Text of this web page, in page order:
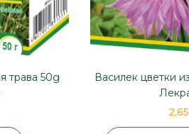
трава 50g
Василек цветки